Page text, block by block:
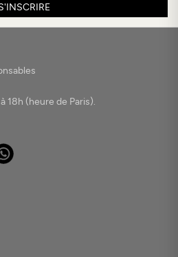
18h (heure de Paris).